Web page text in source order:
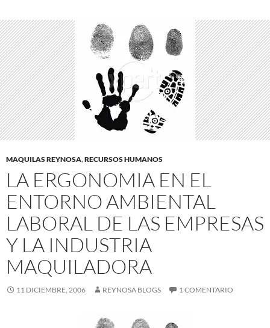
MAQUILAS REYNOSA,RECURSOS HUMANOS
LA ERGONOMIA EN EL
ENTORNO AMBIENTAL
LABORAL DE LAS EMPRESAS
Y LA INDUSTRIA
MAQUILADORA
11 DICIEMBRE, 2006 REYNOSA BLOGS 1 COMENTARIO